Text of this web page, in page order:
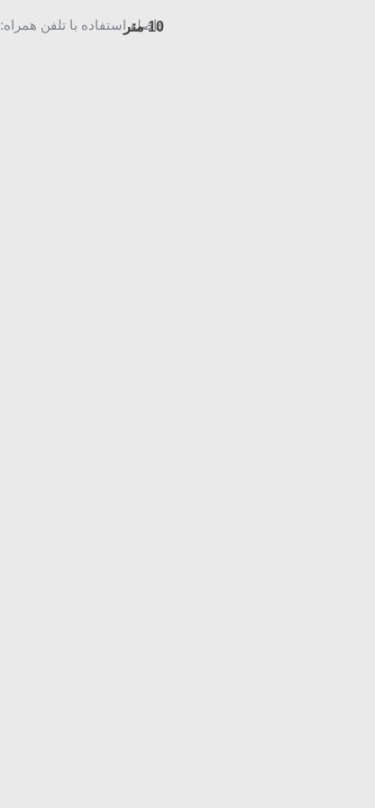
فاصله استفاده با تلفن همراه:
10 متر